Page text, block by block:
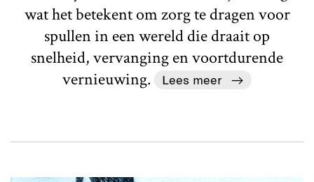
wat het betekent om zorg te dragen voor
spullen in een wereld die draait op
snelheid, vervanging en voortdurende
vernieuwing.
Lees meer